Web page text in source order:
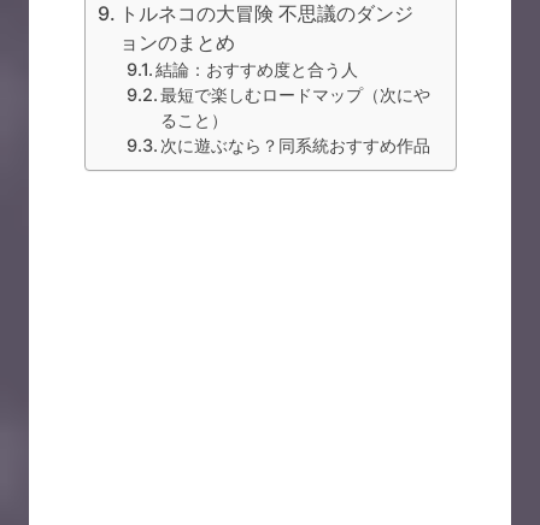
トルネコの大冒険 不思議のダンジ
ョンのまとめ
結論：おすすめ度と合う人
最短で楽しむロードマップ（次にや
ること）
次に遊ぶなら？同系統おすすめ作品